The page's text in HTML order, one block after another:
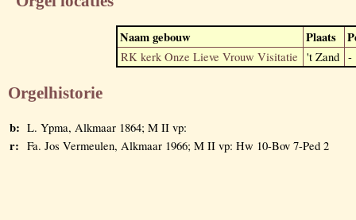
Naam gebouw Plaats
RK kerk Onze Lieve Vrouw Visitatie 't Zand -
Orgelhistorie
b: L. Ypma, Alkmaar 1864; M II vp:
r: Fa. Jos Vermeulen, Alkmaar 1966; M II vp: Hw 10-Bov 7-Ped 2